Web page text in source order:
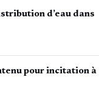
d’eau dans
pour incitation à